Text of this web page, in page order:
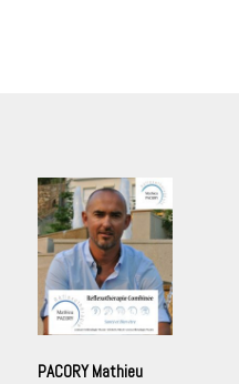
PACORY Mathieu